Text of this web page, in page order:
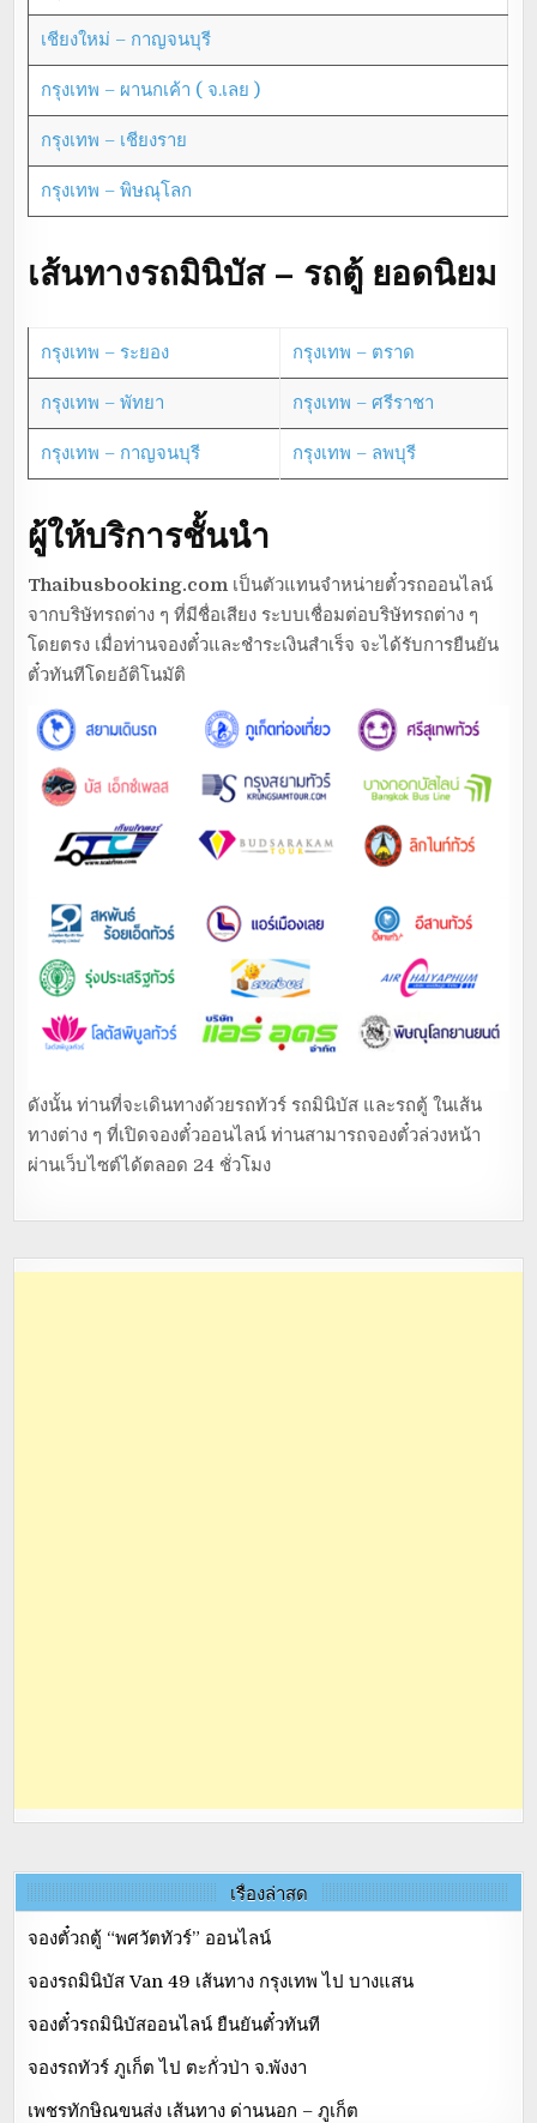
เชียงใหม่ – กาญจนบุรี
กรุงเทพ – ผานกเค้า ( จ.เลย )
กรุงเทพ – เชียงราย
กรุงเทพ – พิษณุโลก
เส้นทางรถมินิบัส – รถตู้ ยอดนิยม
กรุงเทพ – ระยอง กรุงเทพ – ตราด
กรุงเทพ – พัทยา กรุงเทพ – ศรีราชา
กรุงเทพ – กาญจนบุรี กรุงเทพ – ลพบุรี
ผู้ให้บริการชั้นนำ
Thaibusbooking.com เป็นตัวแทนจำหน่ายตั๋วรถออนไลน์
จากบริษัทรถต่าง ๆ ที่มีชื่อเสียง ระบบเชื่อมต่อบริษัทรถต่าง ๆ
โดยตรง เมื่อท่านจองตั๋วและชำระเงินสำเร็จ จะได้รับการยืนยัน
ตั๋วทันทีโดยอัติโนมัติ
ดังนั้น ท่านที่จะเดินทางด้วยรถทัวร์ รถมินิบัส และรถตู้ ในเส้น
ทางต่าง ๆ ที่เปิดจองตั๋วออนไลน์ ท่านสามารถจองตั๋วล่วงหน้า
ผ่านเว็บไซต์ได้ตลอด 24 ชั่วโมง
เรื่องล่าสุด
จองตั๋วถตู้ “พศวัตทัวร์” ออนไลน์
จองรถมินิบัส Van 49 เส้นทาง กรุงเทพ ไป บางแสน
จองตั๋วรถมินิบัสออนไลน์ ยืนยันตั๋วทันที
จองรถทัวร์ ภูเก็ต ไป ตะกั่วป่า จ.พังงา
เพชรทักษิณขนส่ง เส้นทาง ด่านนอก – ภูเก็ต